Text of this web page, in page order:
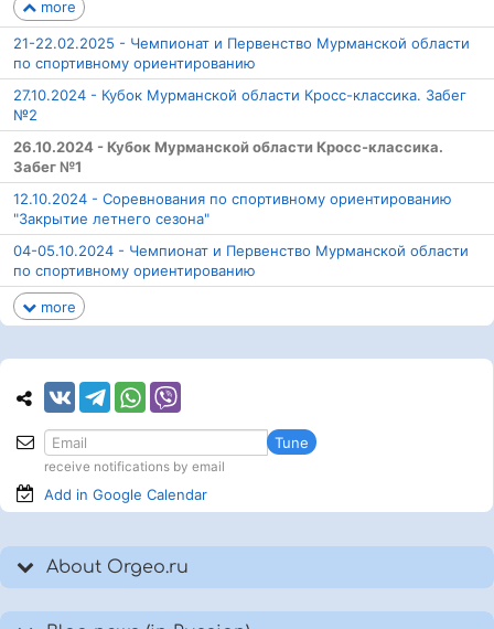
more
21-22.02.2025 - Чемпионат и Первенство Мурманской области
по спортивному ориентированию
27.10.2024 - Кубок Мурманской области Кросс-классика. Забег
№2
26.10.2024 - Кубок Мурманской области Кросс-классика.
Забег №1
12.10.2024 - Соревнования по спортивному ориентированию
"Закрытие летнего сезона"
04-05.10.2024 - Чемпионат и Первенство Мурманской области
по спортивному ориентированию
more
Tune
receive notifications by email
Add in Google Calendar
About Orgeo.ru